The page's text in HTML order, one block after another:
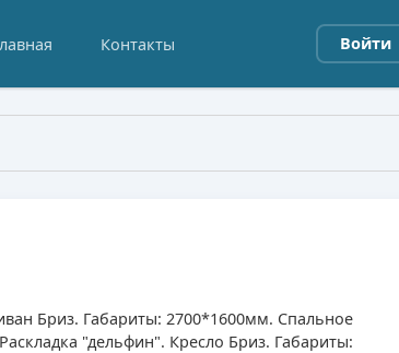
Контакты Войти
Бриз. Габариты: 2700*1600мм. Спальное
"дельфин". Кресло Бриз. Габариты: